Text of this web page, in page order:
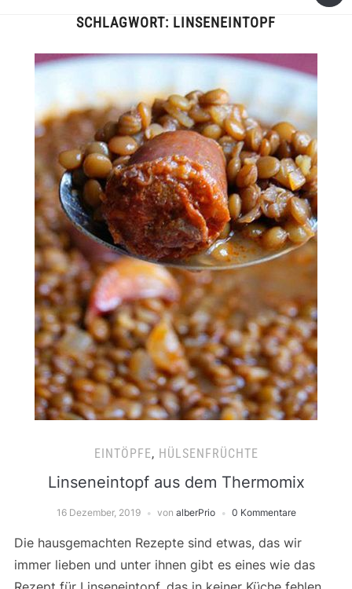
SCHLAGWORT: LINSENEINTOPF
EINTÖPFE, HÜLSENFRÜCHTE
Linseneintopf aus dem Thermomix
16 Dezember, 2019 von alberPrio 0 Kommentare
Die hausgemachten Rezepte sind etwas, das wir
immer lieben und unter ihnen gibt es eines wie das